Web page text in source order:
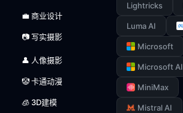
💼 商业设计
📷 写实摄影
👤 人像摄影
🤡 卡通动漫
🧊 3D建模
Lightricks
Luma AI
Microsoft
Microsoft AI
MiniMax
Mistral AI